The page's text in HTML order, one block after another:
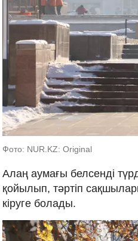
Фото: NUR.KZ: Original
Алаң аумағы белсенді
қойылып, тәртіп
кіруге болады.